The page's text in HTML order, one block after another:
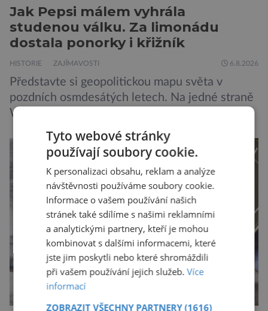
Jak Pepsi málem vyhrála
studenou válku. Za limonádu
dostala ponorky i křižník
HISTORIE ZAJÍMAVOSTI 6.8.2026
Představte si geopolitickou mapu světa v
pozdních osmdesátých letech. Na jedné straně
Washington, na druhé Moskva. Mezi nimi
jaderný arzenál schopný zničit planetu
padesátkrát dokola, železná opona a miliony
vojáků v permanentní pohotovosti. A pak je tu
Donald Kendall, generální ředitel společnosti
PepsiCo, který se v květnu roku 1989 stává
admirálem flotily, jež čítá sedmnáct […]
Tyto webové stránky
používají soubory cookie.
K personalizaci obsahu, reklam a analýze
návštěvnosti používáme soubory cookie.
Informace o vašem používání našich
stránek také sdílíme s našimi reklamními
a analytickými partnery, kteří je mohou
kombinovat s dalšími informacemi, které
jste jim poskytli nebo které shromáždili
při vašem používání jejich služeb.Více
informací
ZOBRAZIT VŠECHNY PARTNERY(1616)